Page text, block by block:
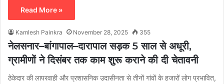
Read More »
Kamlesh Painkra November 28, 2025 355
नेलसनार–बांगापाल–दारापाल सड़क 5 साल से अधूरी,
ग्रामीणों ने दिसंबर तक काम शुरू कराने की दी चेतावनी
ठेकेदार की लापरवाही और प्रशासनिक उदासीनता से तीनों गांवों के हजारों लोग प्रभावित,